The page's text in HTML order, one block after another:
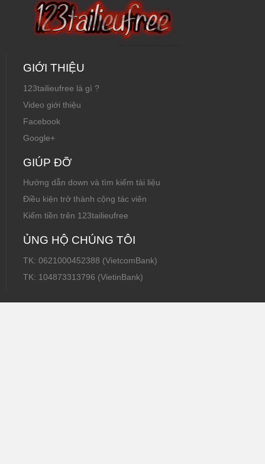
GIỚI THIỆU
123tailieufree là gì ?
Video giới thiệu
Facebook
Google+
GIÚP ĐỠ
Hướng dẫn down và tìm kiếm tài liệu
Điều kiện trở thành cộng tác viên
Kiếm tiền trên 123tailieufree
ỦNG HỘ CHÚNG TÔI
TK: 0621000452388 (VietcomBank)
TK: 104873313796 (VietinBank)